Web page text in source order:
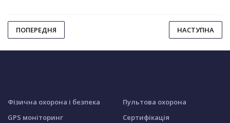
ПОПЕРЕДНЯ НАСТУПНА
Фізична охорона і безпека
GPS моніторинг
Пультова охорона
Сертифікація